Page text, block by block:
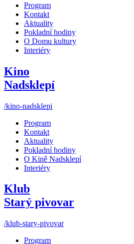
Program
Kontakt
Aktuality
Pokladní hodiny
O Domu kultury
Interiéry
Kino
Nadsklepí
/kino-nadsklepi
Program
Kontakt
Aktuality
Pokladní hodiny
O Kině Nadsklepí
Interiéry
Klub
Starý pivovar
/klub-stary-pivovar
Program